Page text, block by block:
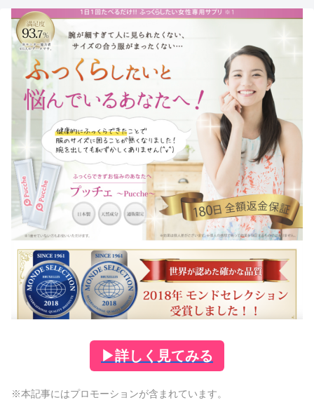
▶詳しく見てみる
※本記事にはプロモーションが含まれています。